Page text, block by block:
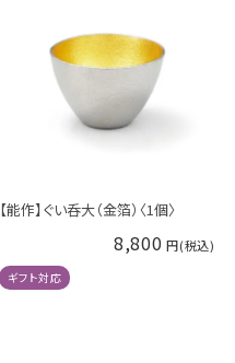
【能作】ぐい呑大（金箔）〈1個〉
8,800
ギフト対応